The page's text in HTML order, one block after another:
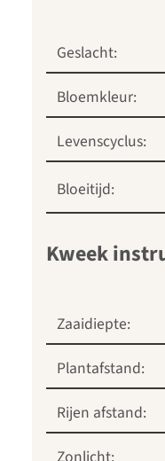
Geslacht:
Bloemkleur:
Levenscyclus:
Bloeitijd:
Kweek
Zaaidiepte:
Plantafstand:
Rijen afstand: